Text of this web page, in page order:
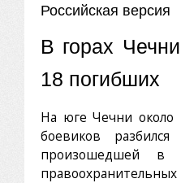
Российская версия
В горах
18 погибших
На юге Чечни
боевиков
произошедшей в